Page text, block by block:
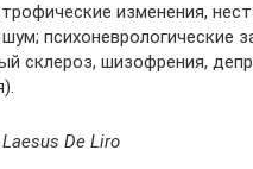
изменения,
психоневрологические
склероз, шизофрения,
De Liro